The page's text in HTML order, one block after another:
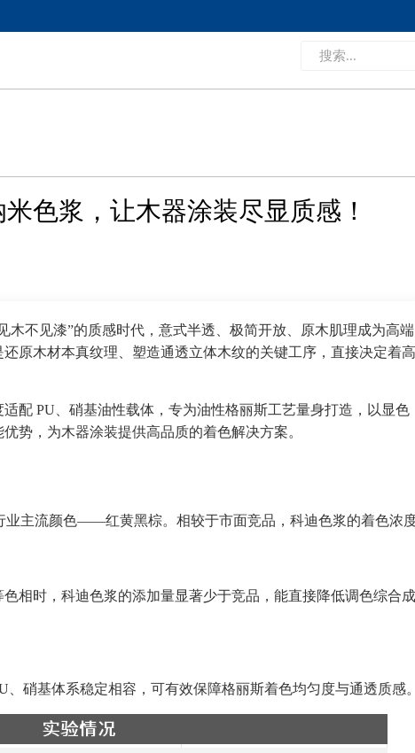
色浆，让木器涂装尽显质感！
木不见漆”的质感时代，意式半透、极简开放、原木肌理成为高端
原木材本真纹理、塑造通透立体木纹的关键工序，直接决定着高
配 PU、硝基油性载体，专为油性格丽斯工艺量身打造，以显色
势，为木器涂装提供高品质的着色解决方案。
业主流颜色——红黄黑棕。相较于市面竞品，科迪色浆的着色浓
相时，科迪色浆的添加量显著少于竞品，能直接降低调色综合成
硝基体系稳定相容，可有效保障格丽斯着色均匀度与通透质感。